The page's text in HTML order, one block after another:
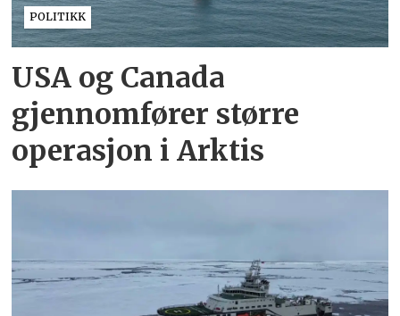
POLITIKK
USA og Canada
gjennomfører større
operasjon i Arktis